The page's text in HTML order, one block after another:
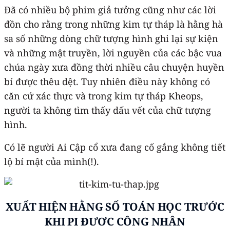
Đã có nhiều bộ phim giả tưởng cũng như các lời
đồn cho rằng trong những kim tự tháp là hằng hà
sa số những dòng chữ tượng hình ghi lại sự kiện
và những mật truyền, lời nguyền của các bậc vua
chúa ngày xưa đồng thời nhiều câu chuyện huyền
bí được thêu dệt. Tuy nhiên điều này không có
căn cứ xác thực và trong kim tự tháp Kheops,
người ta không tìm thấy dấu vết của chữ tượng
hình.
Có lẽ người Ai Cập cổ xưa đang cố gắng không tiết
lộ bí mật của mình(!).
XUẤT HIỆN HẰNG SỐ TOÁN HỌC TRƯỚC
KHI PI ĐƯỢC CÔNG NHẬN